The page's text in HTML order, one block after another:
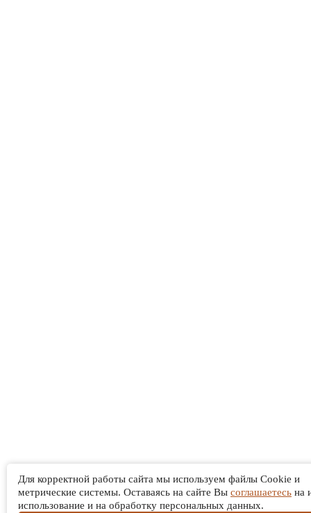
Для корректной работы сайта мы используем файлы Cookie и
метрические системы. Оставаясь на сайте Вы соглашаетесь на
использование и на обработку персональных данных.